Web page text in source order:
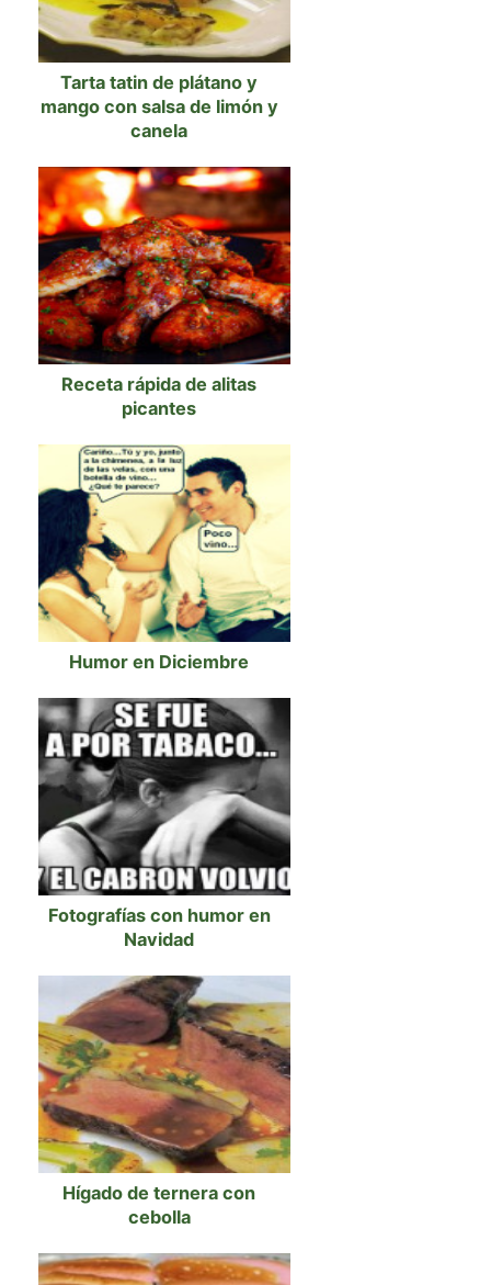
Tarta tatin de plátano y
mango con salsa de limón y
canela
Receta rápida de alitas
picantes
Humor en Diciembre
Fotografías con humor en
Navidad
Hígado de ternera con
cebolla